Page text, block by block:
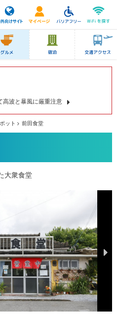
高波と暴風に厳重注意
ット 前田食堂
大衆食堂